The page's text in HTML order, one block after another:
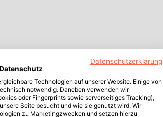
Datenschutzerklärung
Technologien auf unserer Website. Einige von
notwendig. Daneben verwenden wir
oder Fingerprints sowie serverseitiges Tracking),
Seite besucht und wie sie genutzt wird. Wir
zu Marketingzwecken und setzen hierzu